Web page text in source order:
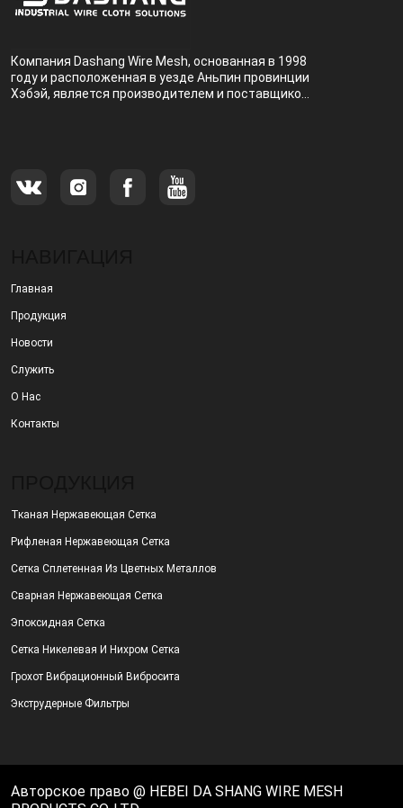
Компания Dashang Wire Mesh, основанная в 1998
году и расположенная в уезде Аньпин провинции
Хэбэй, является производителем и поставщиком,
Главная
Продукция
Новости
Служить
О Нас
Контакты
Тканая Нержавеющая Сетка
Рифленая Нержавеющая Сетка
Сетка Сплетенная Из Цветных Металлов
Сварная Нержавеющая Сетка
Эпоксидная Сетка
Сетка Никелевая И Нихром Сетка
Грохот Вибрационный Вибросита
Экструдерные Фильтры
Авторское право @ HEBEI DA SHANG WIRE MESH